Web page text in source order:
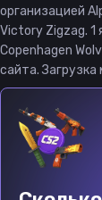
организацией
Victory Zigzag. 1
Copenhagen
сайта.